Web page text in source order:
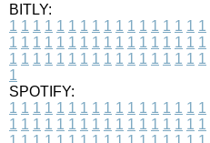
BITLY:
1 1 1 1 1 1 1 1 1 1 1 1 1 1 1 1 1
1 1 1 1 1 1 1 1 1 1 1 1 1 1 1 1 1
1 1 1 1 1 1 1 1 1 1 1 1 1 1 1 1 1
1
SPOTIFY:
1 1 1 1 1 1 1 1 1 1 1 1 1 1 1 1 1
1 1 1 1 1 1 1 1 1 1 1 1 1 1 1 1 1